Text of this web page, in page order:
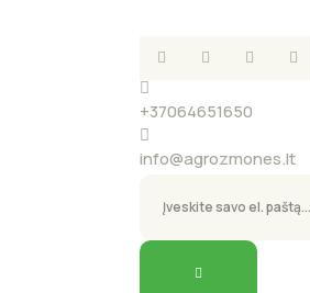
+37064651650
info@agrozmones.lt